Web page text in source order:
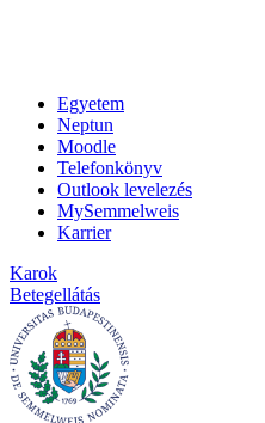
Egyetem
Neptun
Moodle
Telefonkönyv
Outlook levelezés
MySemmelweis
Karrier
Karok
Betegellátás